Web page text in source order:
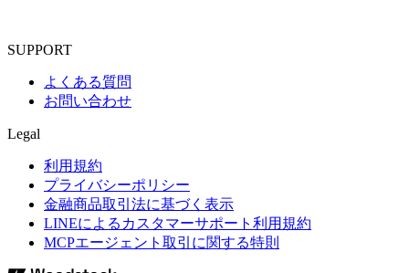
SUPPORT
よくある質問
お問い合わせ
Legal
利用規約
プライバシーポリシー
金融商品取引法に基づく表示
LINEによるカスタマーサポート利用規約
MCPエージェント取引に関する特則